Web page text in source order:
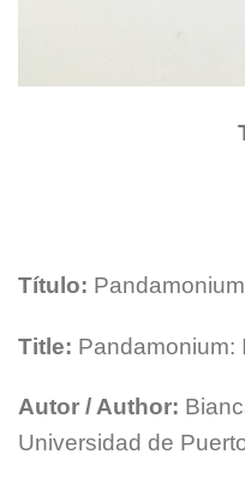
Título:
Title: Pandamonium:
Autor / Author:
Universidad de